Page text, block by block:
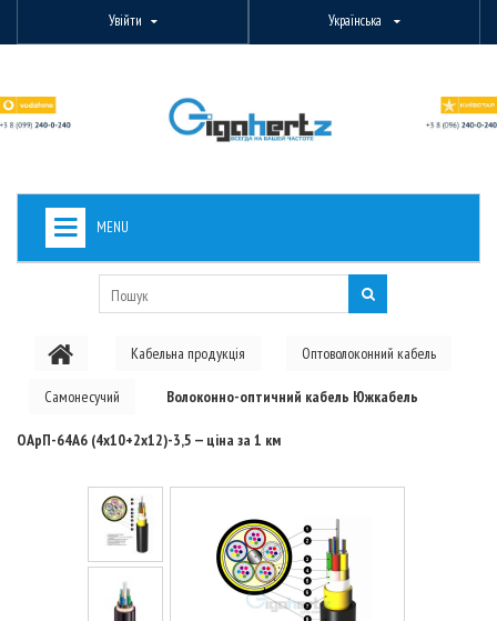
Увійти Українська
MENU
PON ОБЛАДНАННЯ
МАРШРУТИЗАТОРИ
Кабельна продукція Оптоволоконний кабель
Самонесучий Волоконно-оптичний кабель Южкабель
ОАрП-64А6 (4х10+2х12)-3,5 — ціна за 1 км